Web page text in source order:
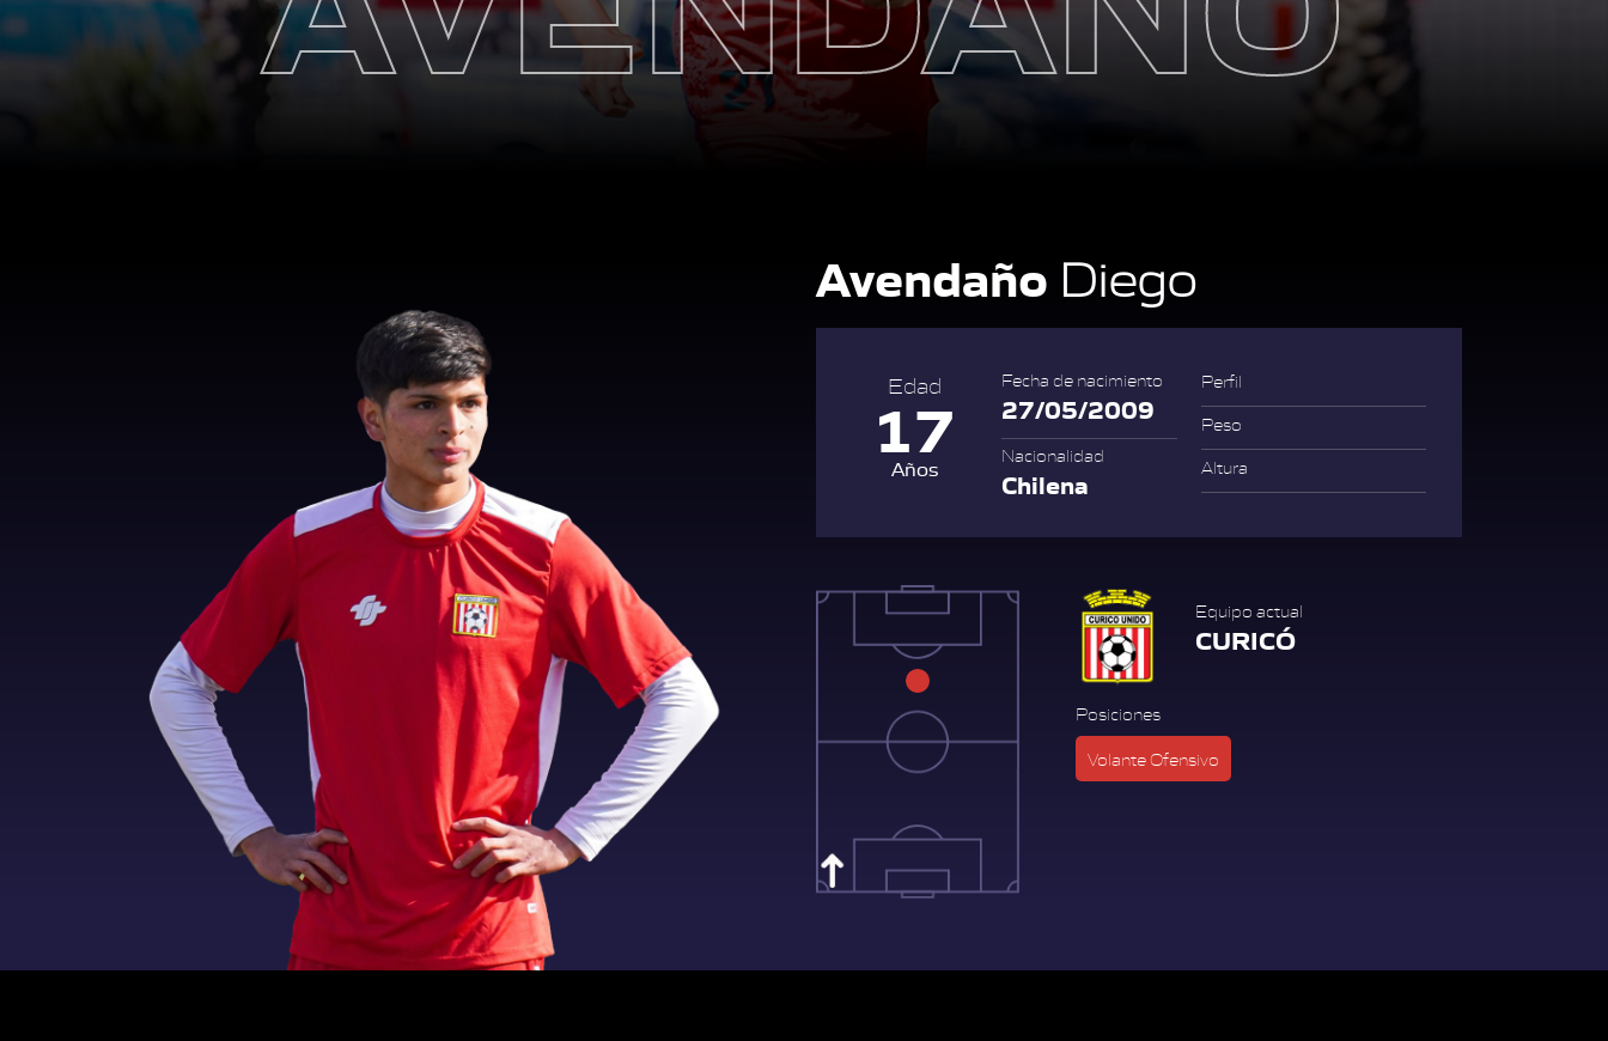
Avendaño Diego
Edad
17
Años
Fecha de nacimiento
27/05/2009
Nacionalidad
Chilena
Perfil
Peso
Altura
Equipo actual
CURICÓ
Posiciones
Volante Ofensivo